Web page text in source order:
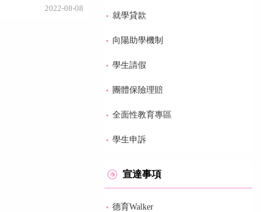
2022-08-08
就學貸款
向陽助學機制
學生請假
團體保險理賠
全面性教育專區
學生申訴
宣達事項
德育Walker